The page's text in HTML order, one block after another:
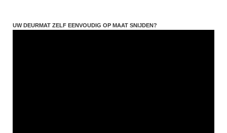
UW DEURMAT ZELF EENVOUDIG OP MAAT SNIJDEN?